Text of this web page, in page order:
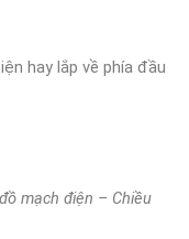
hay lắp về phía đầu
mạch điện – Chiều